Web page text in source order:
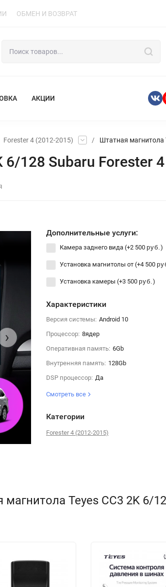
ОБМЕН И ВОЗВРАТ
АКЦИИ
Forester 4 (2012-2015) / Штатная магнитола
128 Subaru Forester
›
Дополнительные услуги:
Камера заднего вида (+2 500 руб. )
Установка магнитолы от (+4 500
Установка камеры (+3 500 руб. )
Характеристики
Версия системы: Android 10
Процессор: 8ядер
Оперативная память: 6Gb
Внутренняя память: 128Gb
DSP процессор: Да
Смотреть все
Категории
Forester 4 (2012-2015)
Teyes CC3 2K 6/